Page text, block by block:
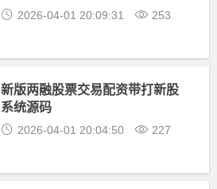
通讯+前端uniapp纯源码+后端
2026-04-01 20:09:31 253
新版两融股票交易配资带打新股
系统源码
2026-04-01 20:04:50 227